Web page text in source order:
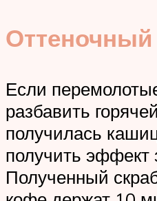
Оттеночный
Если
разбавить
получилась
получить эффект
Полученный